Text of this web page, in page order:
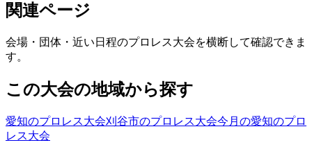
関連ページ
会場・団体・近い日程のプロレス大会を横断して確認できま
す。
この大会の地域から探す
愛知のプロレス大会刈谷市のプロレス大会今月の愛知のプロ
レス大会